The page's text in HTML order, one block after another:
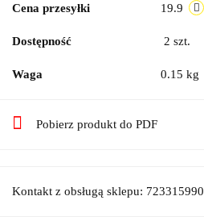
Cena przesyłki 19.9
Dostępność 2 szt.
Waga 0.15 kg
Pobierz produkt do PDF
Kontakt z obsługą sklepu: 723315990